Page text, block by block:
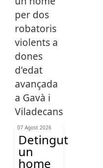
07 Agost 2026
Detingut
un
home